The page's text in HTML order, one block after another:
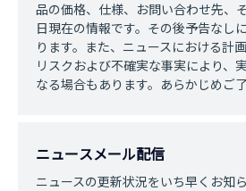
品の価格、仕様、お問い合わせ先、
日現在の情報です。その後予告なし
ります。また、ニュースにおける計
リスクおよび不確実な事実により、
なる場合もあります。あらかじめご
ニュースメール配信
ニュースの更新状況をいち早くお知